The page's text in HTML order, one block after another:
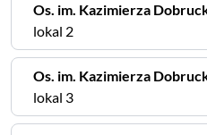
Os. im. Kazimierza
lokal 2
Os. im. Kazimierza
lokal 3